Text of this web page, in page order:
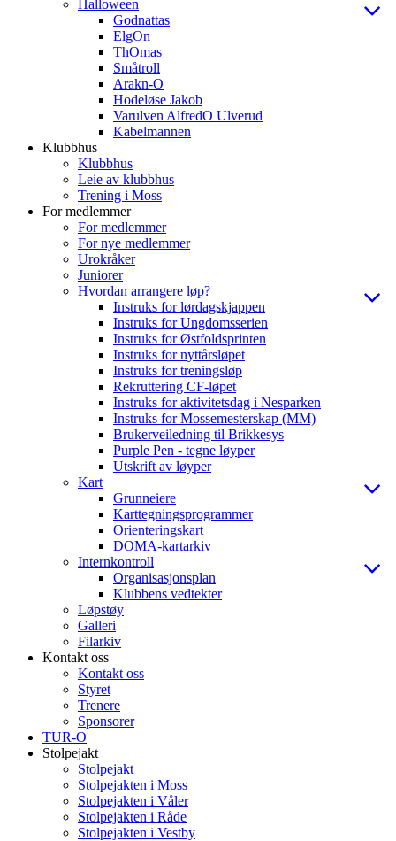
Halloween
Godnattas
ElgOn
ThOmas
Småtroll
Arakn-O
Hodeløse Jakob
Varulven AlfredO Ulverud
Kabelmannen
Klubbhus
Klubbhus
Leie av klubbhus
Trening i Moss
For medlemmer
For medlemmer
For nye medlemmer
Urokråker
Juniorer
Hvordan arrangere løp?
Instruks for lørdagskjappen
Instruks for Ungdomsserien
Instruks for Østfoldsprinten
Instruks for nyttårsløpet
Instruks for treningsløp
Rekruttering CF-løpet
Instruks for aktivitetsdag i Nesparken
Instruks for Mossemesterskap (MM)
Brukerveiledning til Brikkesys
Purple Pen - tegne løyper
Utskrift av løyper
Kart
Grunneiere
Karttegningsprogrammer
Orienteringskart
DOMA-kartarkiv
Internkontroll
Organisasjonsplan
Klubbens vedtekter
Løpstøy
Galleri
Filarkiv
Kontakt oss
Kontakt oss
Styret
Trenere
Sponsorer
TUR-O
Stolpejakt
Stolpejakt
Stolpejakten i Moss
Stolpejakten i Våler
Stolpejakten i Råde
Stolpejakten i Vestby